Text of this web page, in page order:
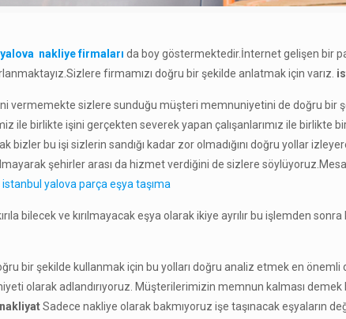
nakliye firmaları da boy göstermektedir.İnternet gelişen bir
firmamızı doğru bir şekilde anlatmak için varız.
vermemekte sizlere sunduğu müşteri memnuniyetini de doğru bir
ile birlikte işini gerçekten severek yapan çalışanlarımız ile birlikte
bu işi sizlerin sandığı kadar zor olmadığını doğru yollar
şehirler arası da hizmet verdiğini de sizlere
istanbul yalova parça eşya taşıma
bilecek ve kırılmayacak eşya olarak ikiye ayrılır bu işlemden
bir şekilde kullanmak için bu yolları doğru analiz etmek en
olarak adlandırıyoruz. Müşterilerimizin memnun kalması
Sadece nakliye olarak bakmıyoruz işe taşınacak eşyaların